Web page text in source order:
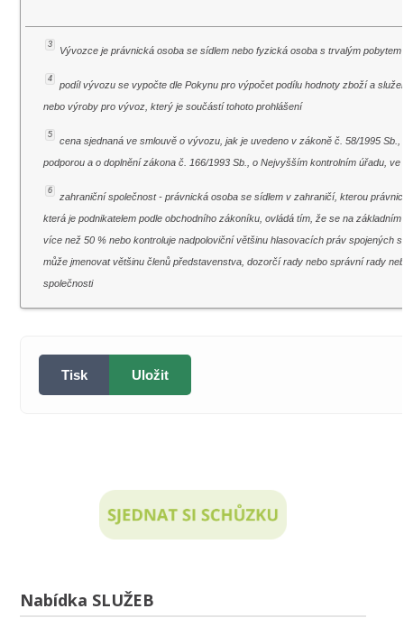
3
Vývozce je právnická osoba se sídlem nebo fyzická osoba s trvalým
4
podíl vývozu se vypočte dle Pokynu pro výpočet podílu hodnoty zboží a
nebo výroby pro vývoz, který je součástí tohoto prohlášení
5
cena sjednaná ve smlouvě o vývozu, jak je uvedeno v zákoně č. 58/1995
podporou a o doplnění zákona č. 166/1993 Sb., o Nejvyšším kontrolním úřadu,
6
zahraniční společnost - právnická osoba se sídlem v zahraničí, kterou
která je podnikatelem podle obchodního zákoníku, ovládá tím, že se na
více než 50 % nebo kontroluje nadpoloviční většinu hlasovacích práv spojených
může jmenovat většinu členů představenstva, dozorčí rady nebo správní rady
společnosti
Tisk Uložit
Nabídka SLUŽEB